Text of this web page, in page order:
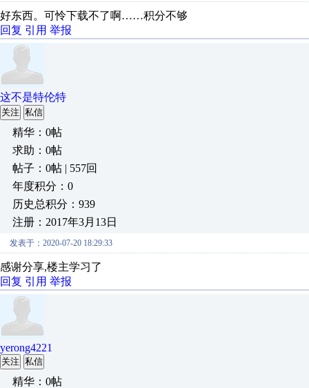
好东西。可怜下载不了啊……积分不够
回复 引用 举报
这不是特伦特
关注 私信
精华：0帖
求助：0帖
帖子：0帖 | 557回
年度积分：0
历史总积分：939
注册：2017年3月13日
发表于：2020-07-20 18:29:33
感谢分享,楼主学习了
回复 引用 举报
yerong4221
关注 私信
精华：0帖